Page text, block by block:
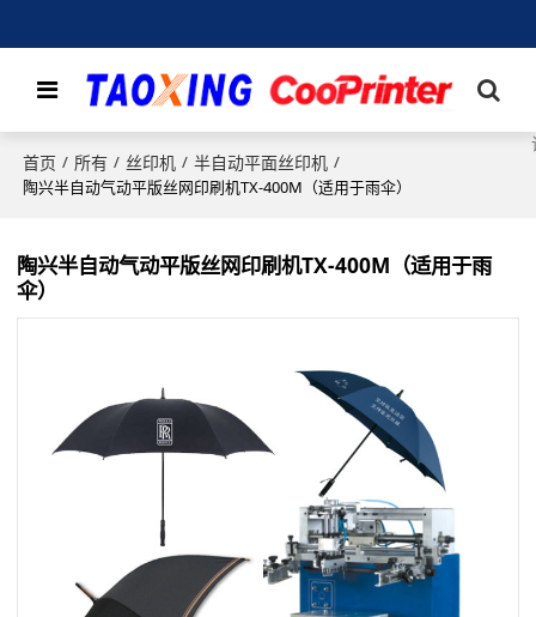
首页 / 所有 / 丝印机 / 半自动平面丝印机 /
陶兴半自动气动平版丝网印刷机TX-400M（适用于雨伞）
陶兴半自动气动平版丝网印刷机TX-400M（适用于雨
伞）